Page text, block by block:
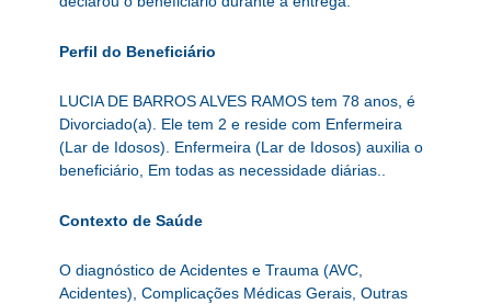
Perfil do Beneficiário
LUCIA DE BARROS ALVES RAMOS tem 78 anos, é
Divorciado(a). Ele tem 2 e reside com Enfermeira
(Lar de Idosos). Enfermeira (Lar de Idosos) auxilia o
beneficiário, Em todas as necessidade diárias..
Contexto de Saúde
O diagnóstico de Acidentes e Trauma (AVC,
Acidentes), Complicações Médicas Gerais, Outras